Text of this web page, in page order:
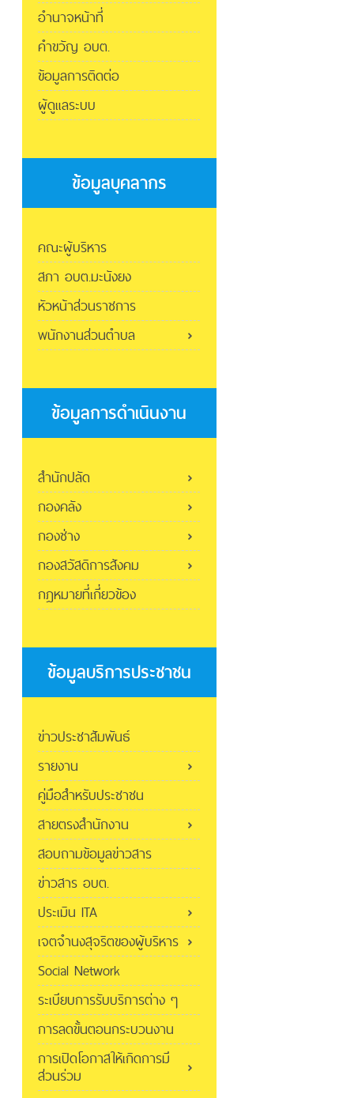
อำนาจหน้าที่
คำขวัญ อบต.
ข้อมูลการติดต่อ
ผู้ดูแลระบบ
ข้อมูลบุคลากร
คณะผู้บริหาร
สภา อบต.มะนังยง
หัวหน้าส่วนราชการ
พนักงานส่วนตำบล
ข้อมูลการดำเนินงาน
สำนักปลัด
กองคลัง
กองช่าง
กองสวัสดิการสังคม
กฎหมายที่เกี่ยวข้อง
ข้อมูลบริการประชาชน
ข่าวประชาสัมพันธ์
รายงาน
คู่มือสำหรับประชาชน
สายตรงสำนักงาน
สอบถามข้อมูลข่าวสาร
ข่าวสาร อบต.
ประเมิน ITA
เจตจำนงสุจริตของผู้บริหาร
Social Network
ระเบียบการรับบริการต่าง ๆ
การลดขั้นตอนกระบวนงาน
การเปิดโอกาสให้เกิดการมี
ส่วนร่วม